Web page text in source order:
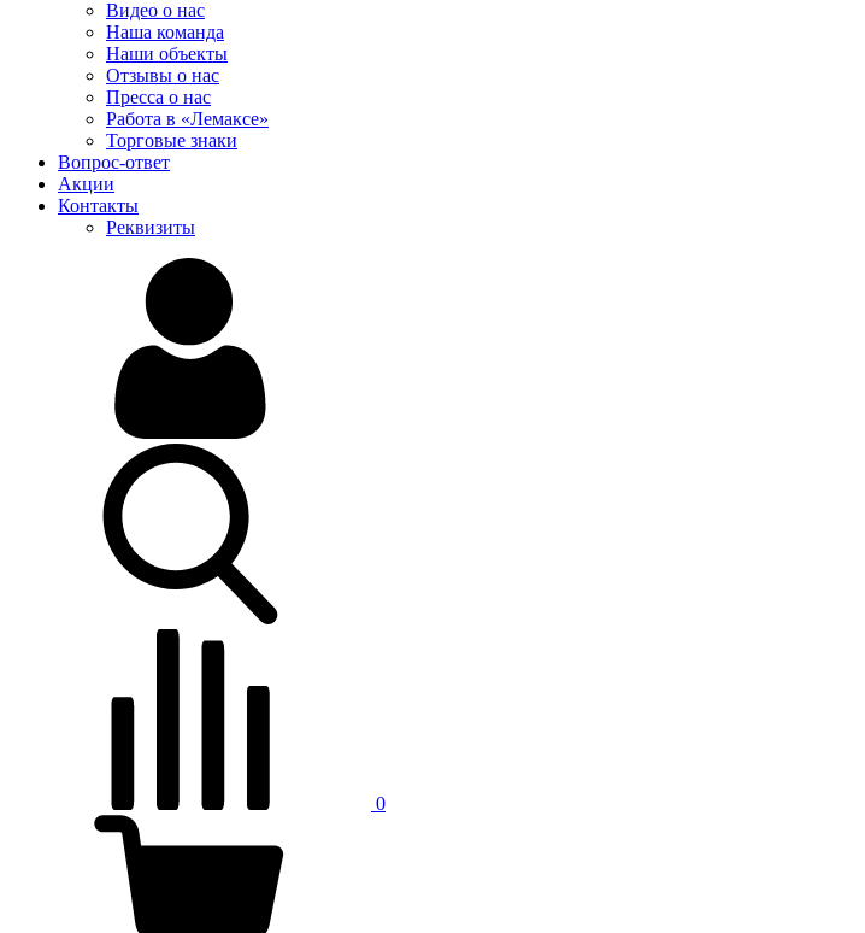
Видео о нас
Наша команда
Наши объекты
Отзывы о нас
Пресса о нас
Работа в «Лемаксе»
Торговые знаки
Вопрос-ответ
Акции
Контакты
Реквизиты
0